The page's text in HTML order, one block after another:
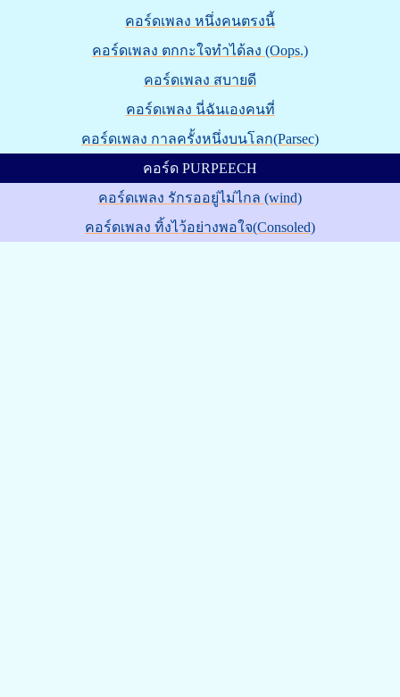
คอร์ดเพลง หนึ่งคนตรงนี้
คอร์ดเพลง ตกกะใจทำได้ลง (Oops.)
คอร์ดเพลง สบายดี
คอร์ดเพลง นี่ฉันเองคนที่
คอร์ดเพลง กาลครั้งหนึ่งบนโลก(Parsec)
คอร์ด PURPEECH
คอร์ดเพลง รักรออยู่ไม่ไกล (wind)
คอร์ดเพลง ทิ้งไว้อย่างพอใจ(Consoled)